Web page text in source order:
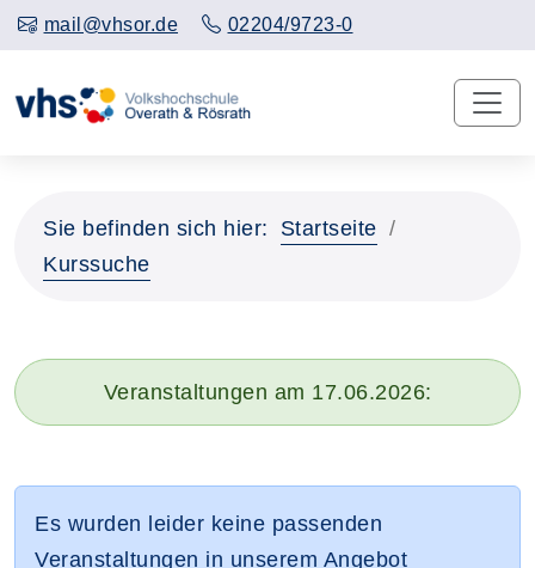
mail@vhsor.de 02204/9723-0
Sie befinden sich hier:
Startseite
Kurssuche
Veranstaltungen am 17.06.2026:
Es wurden leider keine passenden
Veranstaltungen in unserem Angebot